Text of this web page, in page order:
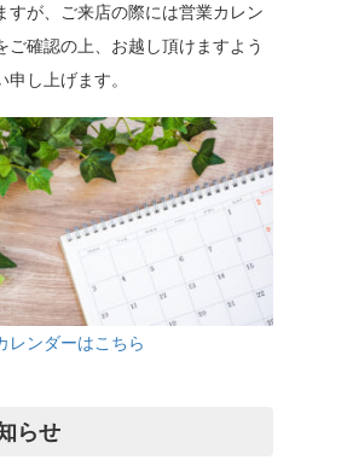
すが、ご来店の際には営業カレン
ご確認の上、お越し頂けますよう
申し上げます。
レンダーはこちら
らせ